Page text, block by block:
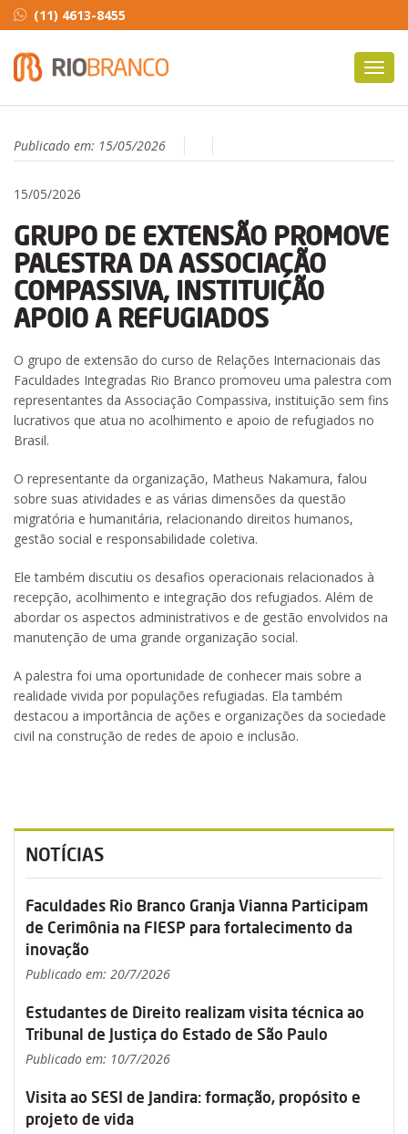
(11) 4613-8455
Publicado em: 15/05/2026
15/05/2026
GRUPO DE EXTENSÃO PROMOVE
PALESTRA DA ASSOCIAÇÃO
COMPASSIVA, INSTITUIÇÃO
APOIO A REFUGIADOS
O grupo de extensão do curso de Relações Internacionais das
Faculdades Integradas Rio Branco promoveu uma palestra com
representantes da Associação Compassiva, instituição sem fins
lucrativos que atua no acolhimento e apoio de refugiados no
Brasil.
O representante da organização, Matheus Nakamura, falou
sobre suas atividades e as várias dimensões da questão
migratória e humanitária, relacionando direitos humanos,
gestão social e responsabilidade coletiva.
Ele também discutiu os desafios operacionais relacionados à
recepção, acolhimento e integração dos refugiados. Além de
abordar os aspectos administrativos e de gestão envolvidos na
manutenção de uma grande organização social.
A palestra foi uma oportunidade de conhecer mais sobre a
realidade vivida por populações refugiadas. Ela também
destacou a importância de ações e organizações da sociedade
civil na construção de redes de apoio e inclusão.
NOTÍCIAS
Faculdades Rio Branco Granja Vianna Participam
de Cerimônia na FIESP para fortalecimento da
inovação
Publicado em: 20/7/2026
Estudantes de Direito realizam visita técnica ao
Tribunal de Justiça do Estado de São Paulo
Publicado em: 10/7/2026
Visita ao SESI de Jandira: formação, propósito e
projeto de vida